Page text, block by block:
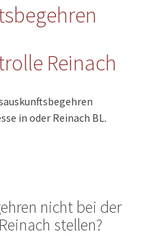
Reinach
in oder Reinach BL.
nicht bei der
stellen?